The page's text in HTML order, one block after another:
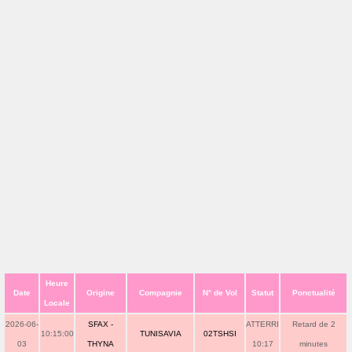
Date
Heure
Locale
Origine Compagnie N° de Vol Statut Ponctualité
2026-06-
03
10:15:00
SFAX -
THYNA
TUNISAVIA 02TSHSI
ATTERRI
10:17
Retard de 2
minutes